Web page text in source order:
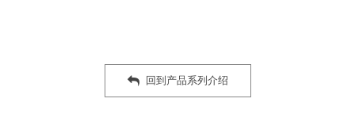
回到产品系列介绍